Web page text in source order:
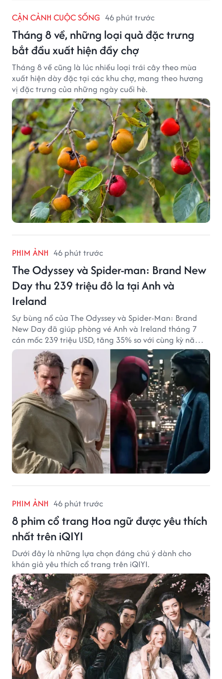
CẬN CẢNH CUỘC SỐNG 46 phút trước
Tháng 8 về, những loại quả đặc trưng
bắt đầu xuất hiện đầy chợ
Tháng 8 về cũng là lúc nhiều loại trái cây theo mùa
xuất hiện dày đặc tại các khu chợ, mang theo hương
vị đặc trưng của những ngày cuối hè.
PHIM ẢNH 46 phút trước
The Odyssey và Spider-man: Brand New
Day thu 239 triệu đô la tại Anh và
Ireland
Sự bùng nổ của The Odyssey và Spider-Man: Brand
New Day đã giúp phòng vé Anh và Ireland tháng 7
cán mốc 239 triệu USD, tăng 35% so với cùng kỳ năm
ngoái.
PHIM ẢNH 46 phút trước
8 phim cổ trang Hoa ngữ được yêu thích
nhất trên iQIYI
Dưới đây là những lựa chọn đáng chú ý dành cho
khán giả yêu thích cổ trang trên iQIYI.